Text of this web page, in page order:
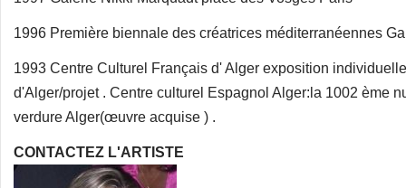
1996 Première biennale des créatrices méditerranéennes
1993 Centre Culturel Français d' Alger exposition
d'Alger/projet . Centre culturel Espagnol Alger:la 1002 ème
verdure Alger(œuvre acquise ) .
CONTACTEZ L'ARTISTE